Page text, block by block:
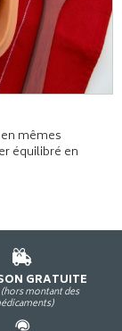
mêmes
équilibré en
GRATUITE
(hors montant des